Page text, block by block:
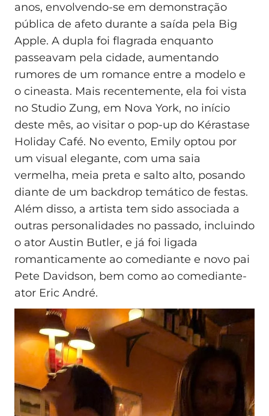
anos, envolvendo-se em demonstração
pública de afeto durante a saída pela Big
Apple. A dupla foi flagrada enquanto
passeavam pela cidade, aumentando
rumores de um romance entre a modelo e
o cineasta. Mais recentemente, ela foi vista
no Studio Zung, em Nova York, no início
deste mês, ao visitar o pop-up do Kérastase
Holiday Café. No evento, Emily optou por
um visual elegante, com uma saia
vermelha, meia preta e salto alto, posando
diante de um backdrop temático de festas.
Além disso, a artista tem sido associada a
outras personalidades no passado, incluindo
o ator Austin Butler, e já foi ligada
romanticamente ao comediante e novo pai
Pete Davidson, bem como ao comediante-
ator Eric André.